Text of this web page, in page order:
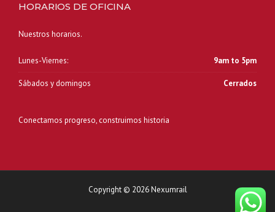
HORARIOS DE OFICINA
Nuestros horarios.
Lunes-Viernes: 9am to 5pm
Sábados y domingos Cerrados
Conectamos progreso, construimos historia
Copyright © 2026 Nexumrail